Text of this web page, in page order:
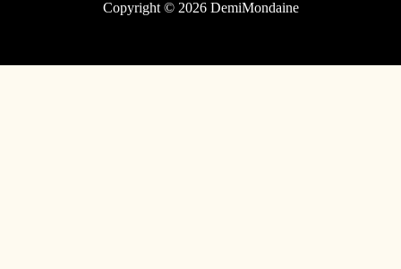
Copyright © 2026 DemiMondaine